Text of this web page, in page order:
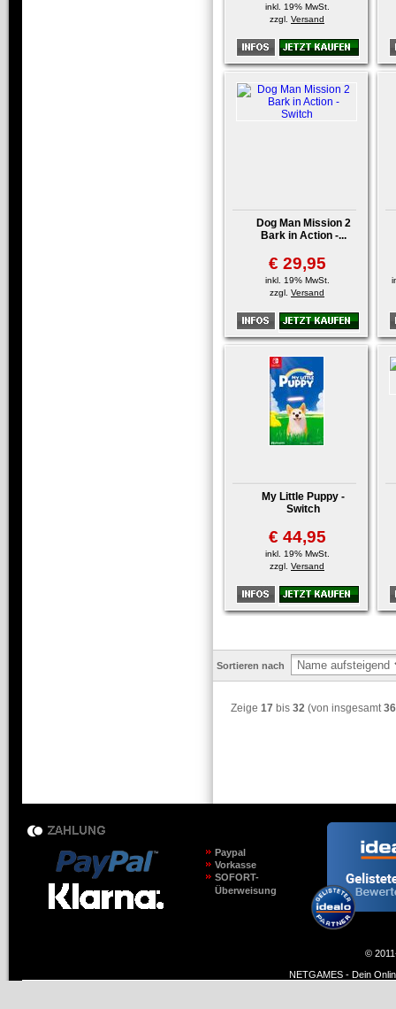
inkl. 19% MwSt.
zzgl. Versand
Dog Man Mission 2
Bark in Action -...
€ 29,95
inkl. 19% MwSt.
zzgl. Versand
My Little Puppy -
Switch
€ 44,95
inkl. 19% MwSt.
zzgl. Versand
Sortieren nach
Zeige 17 bis 32 (von insgesamt
Paypal
Vorkasse
SOFORT-
Überweisung
©
NETGAMES - Dein